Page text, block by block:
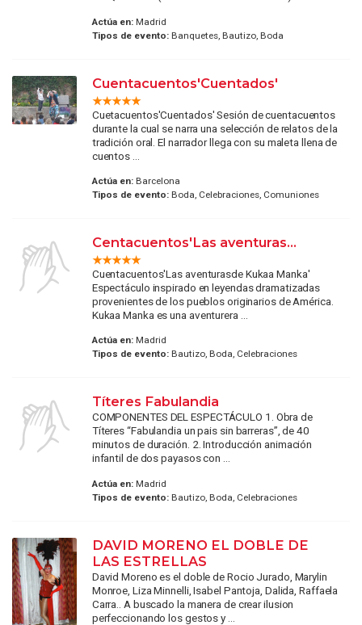
Actúa en:Madrid
Tipos de evento:Banquetes, Bautizo, Boda
Cuentacuentos'Cuentados'
Cuetacuentos'Cuentados' Sesión de cuentacuentos
durante la cual se narra una selección de relatos de la
tradición oral. El narrador llega con su maleta llena de
cuentos ...
Actúa en:Barcelona
Tipos de evento:Boda, Celebraciones, Comuniones
Centacuentos'Las aventuras...
Cuentacuentos'Las aventurasde Kukaa Manka'
Espectáculo inspirado en leyendas dramatizadas
provenientes de los pueblos originarios de América.
Kukaa Manka es una aventurera ...
Actúa en:Madrid
Tipos de evento:Bautizo, Boda, Celebraciones
Títeres Fabulandia
COMPONENTES DEL ESPECTÁCULO 1. Obra de
Títeres “Fabulandia un pais sin barreras”, de 40
minutos de duración. 2. Introducción animación
infantil de dos payasos con ...
Actúa en:Madrid
Tipos de evento:Bautizo, Boda, Celebraciones
DAVID MORENO EL DOBLE DE
LAS ESTRELLAS
David Moreno es el doble de Rocio Jurado, Marylin
Monroe, Liza Minnelli, Isabel Pantoja, Dalida, Raffaela
Carra.. A buscado la manera de crear ilusion
perfeccionando los gestos y ...